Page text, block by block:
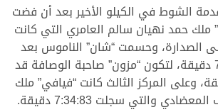
الشوط في الكيلو الأخير بعد أن فضت
ملك حمد نهيان سالم العامري التي كانت
الصدارة، وحسمت “شان” الناموس بعد
رحلة قدرها 7:33:39 دقيقة، لتكون “مزون” صاحبة الوصافة قد
دقيقة، وعلى المركز الثالث كانت “فيافي” ملك
والتي سجلت 7:34:83 دقيقة.